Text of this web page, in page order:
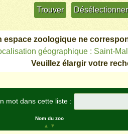
espace zoologique ne
géographique : Saint-
Veuillez élargir votre
mot dans cette liste :
Nom du zoo
▲
▼